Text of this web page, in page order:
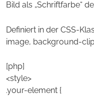
Bild als „Schriftfarbe“
Definiert in der CSS-
image, background-
[php]
<style>
.your-element {